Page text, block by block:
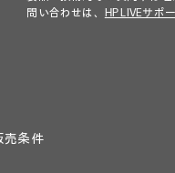
問い合わせは、 HP LIVEサポ
売条件